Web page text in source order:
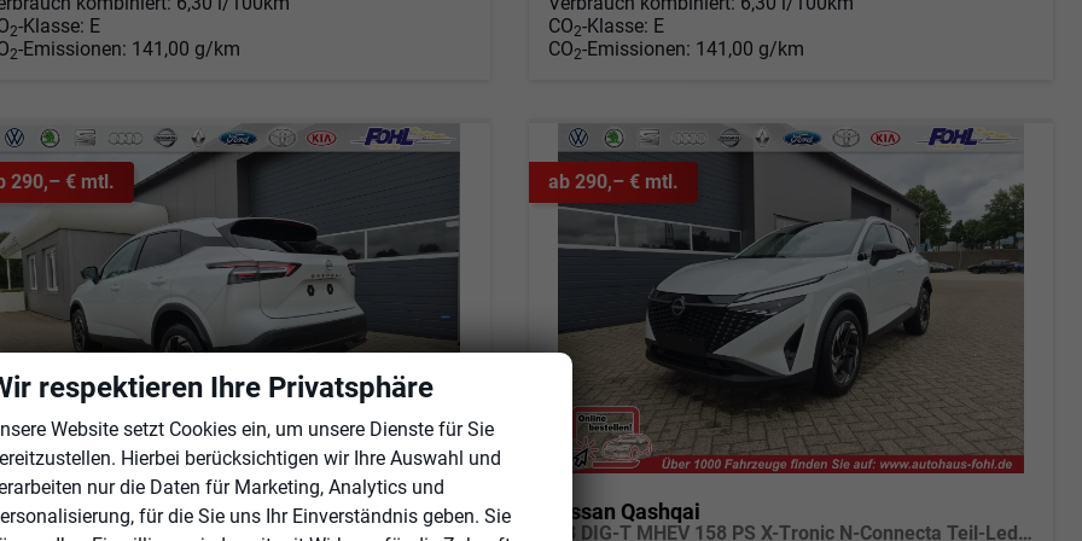
2-Klasse: E
2-Emissionen: 141,00 g/km
CO2-Klasse: E
CO2-Emissionen: 141,00 g/km
290,– € mtl.
Qashqai
1.3 DIG-T MHEV 158 PS X-Tronic N-Connecta Teil-Leder PanoGlasdach Klimaautomatik Sitzheizung Lenkradheizung Navi ACC PDC v+h 360°Kamera DAB Bluetooth Touchscreen Apple CarPlay Android Auto 18"LM
ab 290,– € mtl.
Nissan Qashqai
1.3 DIG-T MHEV 158 PS X-Tronic N-Connecta Teil-Leder PanoGlasdach Klimaautomatik Sitzheizung Lenkradheizung Navi ACC PDC v+h 360°Kamera DAB Bluetooth Touchscreen Apple CarPlay Android Auto 18"LM
respektieren Ihre Privatsphäre
Website setzt Cookies ein, um unsere Dienste für Sie
Hierbei berücksichtigen wir Ihre Auswahl und
nur die Daten für Marketing, Analytics und
für die Sie uns Ihr Einverständnis geben. Sie